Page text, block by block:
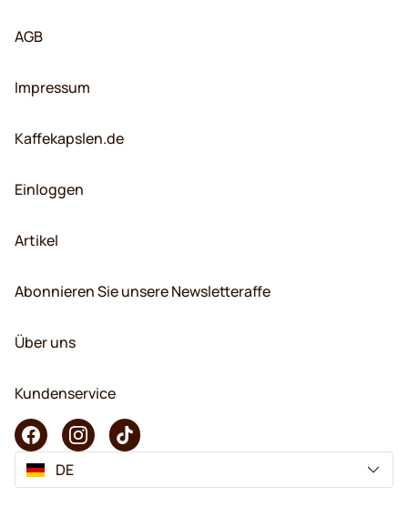
AGB
Impressum
Kaffekapslen.de
Einloggen
Artikel
Abonnieren Sie unsere Newsletteraffe
Über uns
Kundenservice
DE